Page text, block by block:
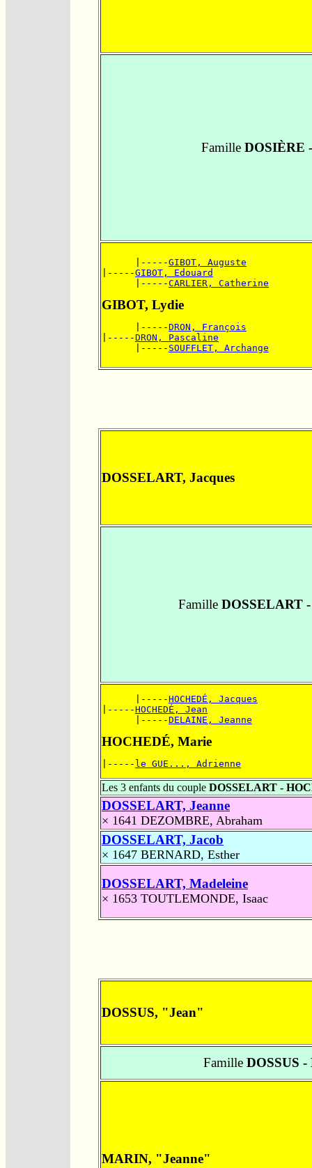
FamilleDOSIÈRE
      |-----
GIBOT, Auguste
|-----GIBOT, Edouard
      |-----
CARLIER, Catherine
GIBOT, Lydie
      |-----
DRON, François
|-----DRON, Pascaline
      |-----
SOUFFLET, Archange
DOSSELART, Jacques
FamilleDOSSELART
      |-----
HOCHEDÉ, Jacques
|-----HOCHEDÉ, Jean
      |-----
DELAINE, Jeanne
HOCHEDÉ, Marie
|----- le GUE..., Adrienne
Les 3 enfants du couple DOSSELART -
DOSSELART, Jeanne
× 1641 DEZOMBRE, Abraham
DOSSELART, Jacob
× 1647 BERNARD, Esther
DOSSELART, Madeleine
× 1653 TOUTLEMONDE, Isaac
DOSSUS, "Jean"
Famille DOSSUS
MARIN, "Jeanne"